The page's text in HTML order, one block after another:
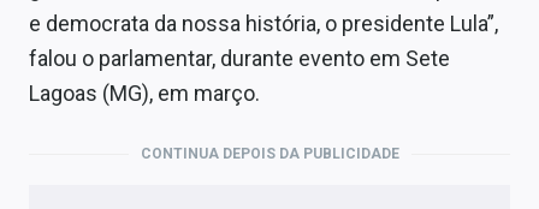
e democrata da nossa história, o presidente Lula”,
falou o parlamentar, durante evento em Sete
Lagoas (MG), em março.
CONTINUA DEPOIS DA PUBLICIDADE